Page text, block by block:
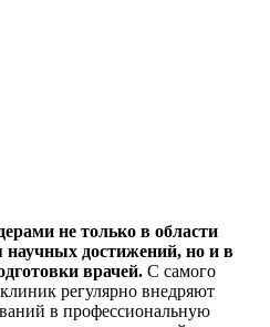
не только в области
научных достижений, но и в
врачей. С самого
регулярно внедряют
в профессиональную